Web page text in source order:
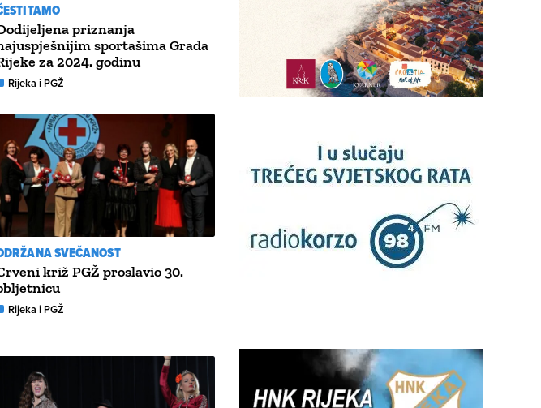
priznanja
sportašima Grada
za 2024. godinu
Rijeka i PGŽ
SVEČANOST
križ PGŽ proslavio 30.
Rijeka i PGŽ